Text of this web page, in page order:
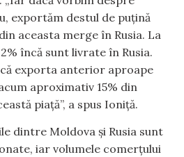
exportăm destul de puțină
aceasta merge în Rusia. La
încă sunt livrate în Rusia.
exporta anterior aproape
aproximativ 15% din
piață”, a spus Ioniță.
dintre Moldova și Rusia sunt
iar volumele comerțului